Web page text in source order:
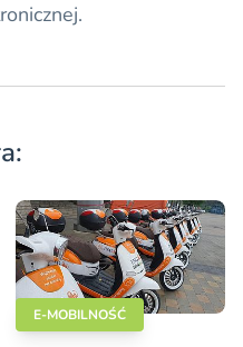
E-MOBILNOŚĆ